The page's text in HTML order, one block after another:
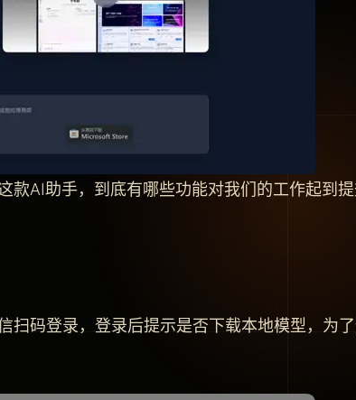
款AI助手，到底有哪些功能对我们的工作起到
扫码登录，登录后提示是否下载本地模型，为